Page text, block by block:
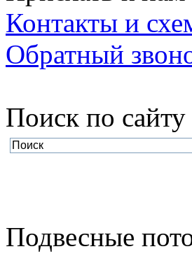
Контакты и
Обратный
Поиск по cайту
Подвесные